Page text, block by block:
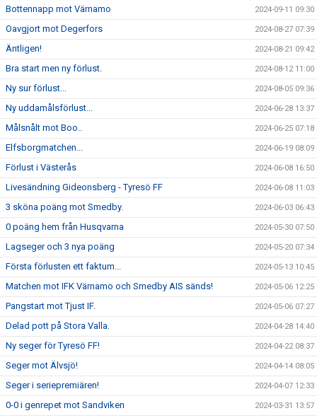
Bottennapp mot Värnamo 2024-09-11 09:30
Oavgjort mot Degerfors 2024-08-27 07:39
Äntligen! 2024-08-21 09:42
Bra start men ny förlust. 2024-08-12 11:00
Ny sur förlust... 2024-08-05 09:36
Ny uddamålsförlust... 2024-06-28 13:37
Målsnålt mot Boo.. 2024-06-25 07:18
Elfsborgmatchen... 2024-06-19 08:09
Förlust i Västerås 2024-06-08 16:50
Livesändning Gideonsberg - Tyresö FF 2024-06-08 11:03
3 sköna poäng mot Smedby. 2024-06-03 06:43
0 poäng hem från Husqvarna 2024-05-30 07:50
Lagseger och 3 nya poäng 2024-05-20 07:34
Första förlusten ett faktum... 2024-05-13 10:45
Matchen mot IFK Värnamo och Smedby AIS sänds! 2024-05-06 12:25
Pangstart mot Tjust IF. 2024-05-06 07:27
Delad pott på Stora Valla. 2024-04-28 14:40
Ny seger för Tyresö FF! 2024-04-22 08:37
Seger mot Älvsjö! 2024-04-14 08:05
Seger i seriepremiären! 2024-04-07 12:33
0-0 i genrepet mot Sandviken 2024-03-31 13:57